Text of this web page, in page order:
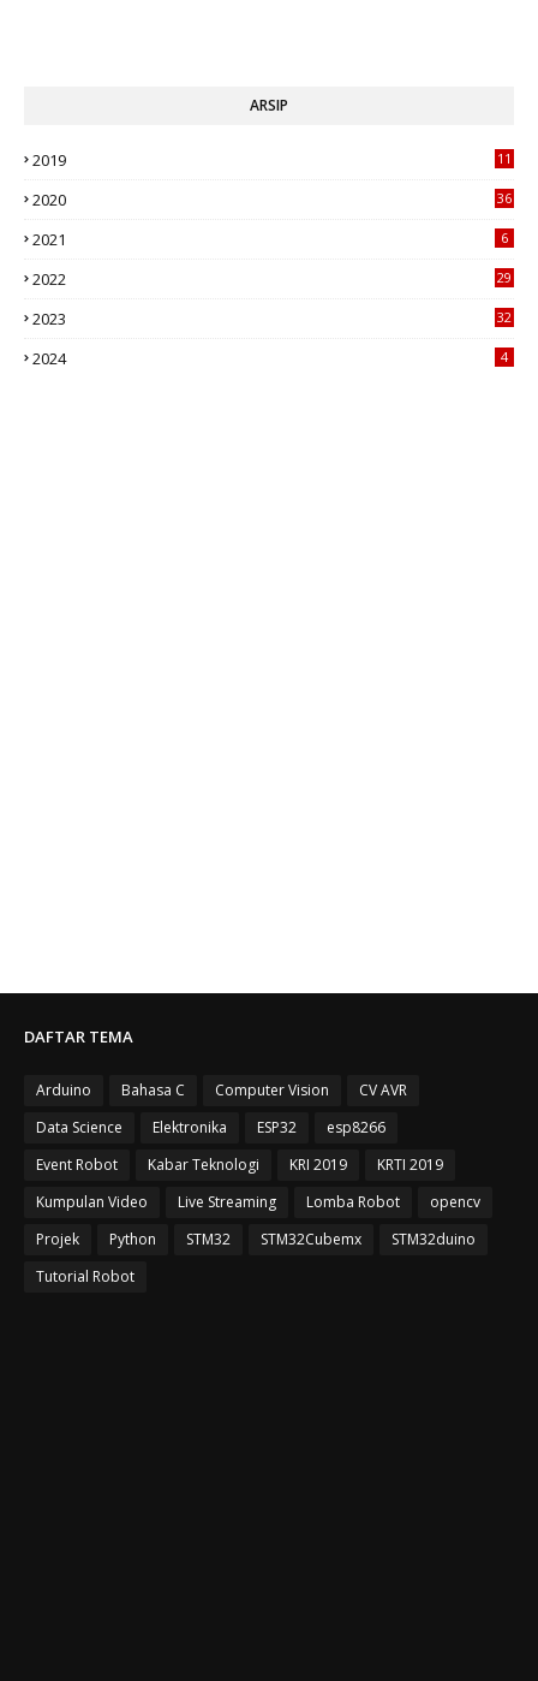
ARSIP
2019
11
2020 36
2021 6
2022 29
2023 32
2024 4
DAFTAR TEMA
Arduino Bahasa C Computer Vision
CV AVR
Data Science
Elektronika ESP32
esp8266
Event Robot
Kabar Teknologi KRI 2019
KRTI 2019
Kumpulan Video
Live Streaming Lomba Robot
opencv
Projek
Python STM32 STM32Cubemx
STM32duino
Tutorial Robot